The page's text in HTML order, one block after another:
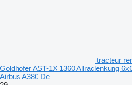
tracteur
Goldhofer AST-1X 1360 Allradlenkung
Airbus A380 De